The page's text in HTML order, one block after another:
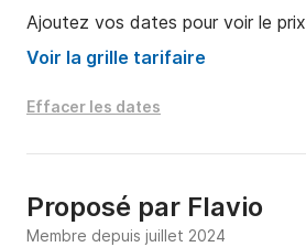
Ajoutez vos dates pour voir le prix
Voir la grille tarifaire
Effacer les dates
Proposé par Flavio
Membre depuis juillet 2024